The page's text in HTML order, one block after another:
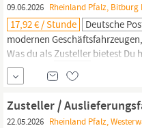
09.06.2026 Rheinland Pfalz, Bitburg
17,92 € / Stunde Deutsche
modernen
Was du als Zusteller bietest Du
bist zuverlässig und
Post DHL Als Postbote bringst
Post- und Paketsendungen.
die Laune...
Zusteller /
22.05.2026 Rheinland Pfalz,